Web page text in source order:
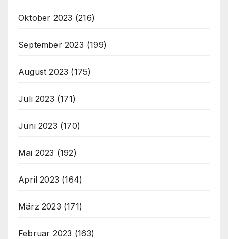
Oktober 2023 (216)
September 2023 (199)
August 2023 (175)
Juli 2023 (171)
Juni 2023 (170)
Mai 2023 (192)
April 2023 (164)
März 2023 (171)
Februar 2023 (163)